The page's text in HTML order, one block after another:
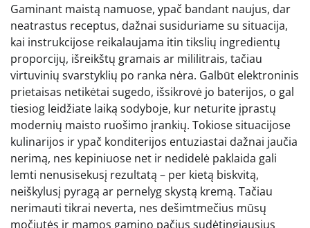
Gaminant maistą namuose, ypač bandant naujus, dar
neatrastus receptus, dažnai susiduriame su situacija,
kai instrukcijose reikalaujama itin tikslių ingredientų
proporcijų, išreikštų gramais ar mililitrais, tačiau
virtuvinių svarstyklių po ranka nėra. Galbūt elektroninis
prietaisas netikėtai sugedo, išsikrovė jo baterijos, o gal
tiesiog leidžiate laiką sodyboje, kur neturite įprastų
modernių maisto ruošimo įrankių. Tokiose situacijose
kulinarijos ir ypač konditerijos entuziastai dažnai jaučia
nerimą, nes kepiniuose net ir nedidelė paklaida gali
lemti nenusisekusį rezultatą – per kietą biskvitą,
neiškylusį pyragą ar pernelyg skystą kremą. Tačiau
nerimauti tikrai neverta, nes dešimtmečius mūsų
močiutės ir mamos gamino pačius sudėtingiausius